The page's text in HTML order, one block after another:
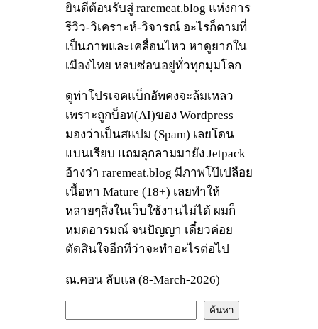
ยินดีต้อนรับสู่ raremeat.blog แห่งการ
รีวิว-วิเคราะห์-วิจารณ์ อะไรก็ตามที่
เป็นภาพและเคลื่อนไหว หาดูยากใน
เมืองไทย หลบซ่อนอยู่ทั่วทุกมุมโลก
ดูท่าโปรเจคแบ็กอัพคงจะล้มเหลว
เพราะถูกบ็อท(AI)ของ Wordpress
มองว่าเป็นสแปม (Spam) เลยโดน
แบนเรียบ แถมลุกลามมายัง Jetpack
อ้างว่า raremeat.blog มีภาพโป๊เปลือย
เนื้อหา Mature (18+) เลยทำให้
หลายๆสิ่งในเว็บใช้งานไม่ได้ ผมก็
หมดอารมณ์ จนปัญญา เดี๋ยวค่อย
ตัดสินใจอีกทีว่าจะทำอะไรต่อไป
ณ.คอน ลับแล (8-March-2026)
ค้นหา